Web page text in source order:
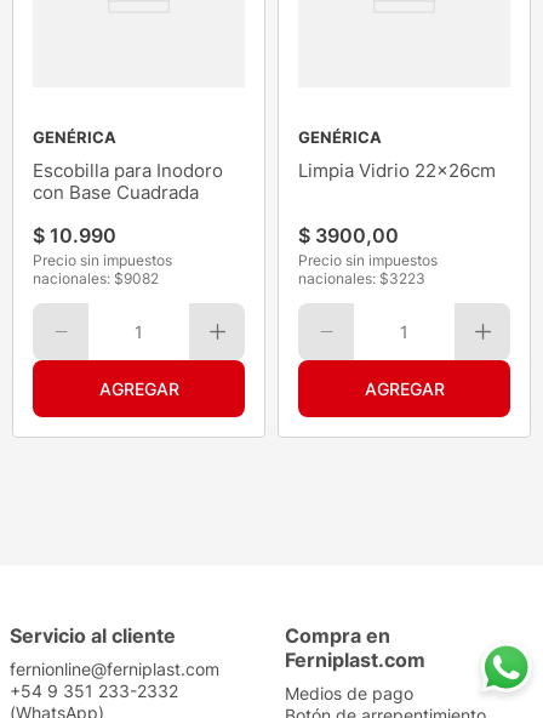
GENÉRICA
Escobilla para Inodoro
con Base Cuadrada
$ 10.990
Precio sin impuestos
nacionales: $9082
1
GENÉRICA
Limpia Vidrio 22x26cm
$ 3900,00
Precio sin impuestos
nacionales: $3223
1
Servicio al cliente
fernionline@ferniplast.com
+54 9 351 233-2332
(WhatsApp)
Compra en
Ferniplast.com
Medios de pago